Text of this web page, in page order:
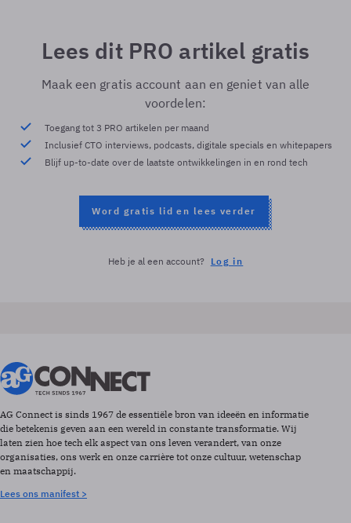
Lees dit PRO artikel gratis
Maak een gratis account aan en geniet van alle
voordelen:
Toegang tot 3 PRO artikelen per maand
Inclusief CTO interviews, podcasts, digitale specials en whitepapers
Blijf up-to-date over de laatste ontwikkelingen in en rond tech
Word gratis lid en lees verder
Heb je al een account? Log in
AG Connect is sinds 1967 de essentiële bron van ideeën en informatie
die betekenis geven aan een wereld in constante transformatie. Wij
laten zien hoe tech elk aspect van ons leven verandert, van onze
organisaties, ons werk en onze carrière tot onze cultuur, wetenschap
en maatschappij.
Lees ons manifest >